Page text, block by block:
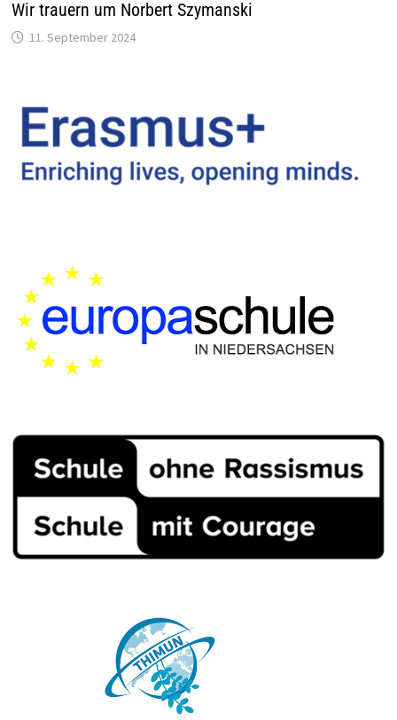
Wir trauern um Norbert Szymanski
11. September 2024